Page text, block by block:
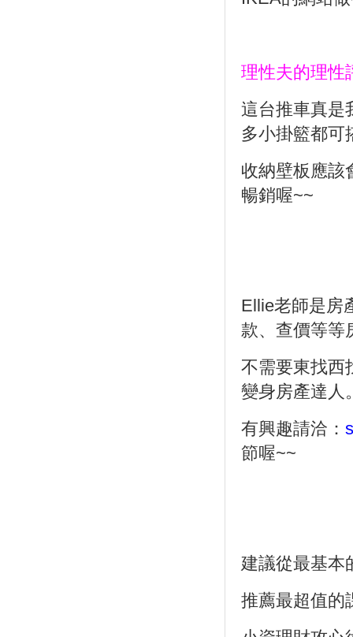
理性夫的理性
這台推車真是
多小掛籃都可
收納壁板應該
暢銷喔~~
Ellie老師是房
款、查價等等
不需要東找西
變身房產達人
有興趣請洽：
節喔~~
建議從最基本
推薦最超值的